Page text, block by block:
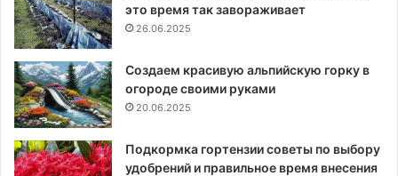
это время так завораживает
26.06.2025
Создаем красивую альпийскую горку в
огороде своими руками
20.06.2025
Подкормка гортензии советы по выбору
удобрений и правильное время внесения